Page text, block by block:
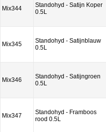
Mix344
Standohyd - Satijn Koper
0.5L
Mix345
Standohyd - Satijnblauw
0.5L
Mix346
Standohyd - Satijngroen
0.5L
Mix347
Standohyd - Framboos
rood 0.5L